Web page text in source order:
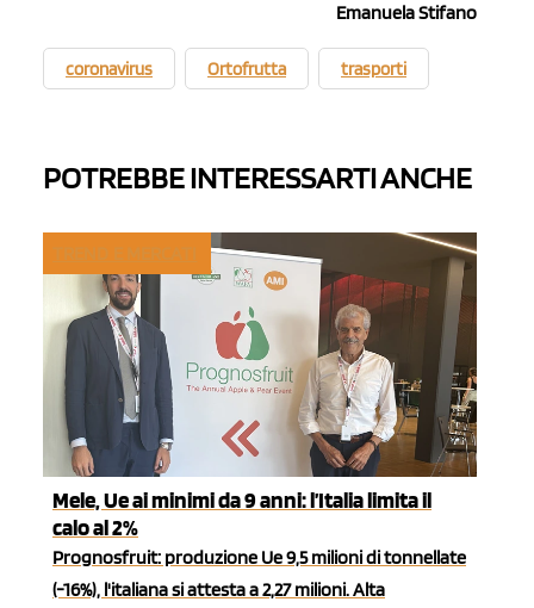
Emanuela Stifano
coronavirus Ortofrutta trasporti
POTREBBE INTERESSARTI ANCHE
Mele, Ue ai minimi da 9 anni: l’Italia limita il
calo al 2%
Prognosfruit: produzione Ue 9,5 milioni di tonnellate
(-16%), l'italiana si attesta a 2,27 milioni. Alta